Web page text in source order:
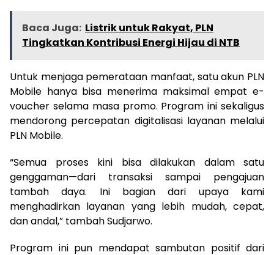
Baca Juga: Listrik untuk Rakyat, PLN
Tingkatkan Kontribusi Energi Hijau di NTB
Untuk menjaga pemerataan manfaat, satu akun PLN
Mobile hanya bisa menerima maksimal empat e-
voucher selama masa promo. Program ini sekaligus
mendorong percepatan digitalisasi layanan melalui
PLN Mobile.
“Semua proses kini bisa dilakukan dalam satu
genggaman—dari transaksi sampai pengajuan
tambah daya. Ini bagian dari upaya kami
menghadirkan layanan yang lebih mudah, cepat,
dan andal,” tambah Sudjarwo.
Program ini pun mendapat sambutan positif dari